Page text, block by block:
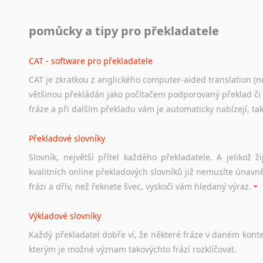
Odkazy poskytující cenné informace nekomerčního
Studium v Austrálii
Soubor odkazů užitečných všem, kteří uvažují o studiu v
a zázemí, australské univerzity a samozřejmě i osobní
Práce v Austrálii
Odkazy poskytující cenné informace nekomerčního
hledat práci na internetu případně osobní zkušenosti
Hledáte-li
práci
stejná obecná pravidla, jako pro český životopis. Tak dost
pomůcky a tipy pro překladatele
CAT - software pro překladatele
CAT je zkratkou z anglického computer-aided translation
většinou překládán jako počítačem podporovaný překlad
fráze a při dalším překladu vám je automaticky nabízejí,
Překladové slovníky
Slovník, největší přítel každého překladatele. A jelikož
kvalitních online překladových slovníků již nemusíte
frázi a dřív, než řeknete švec, vyskočí vám hledaný výraz.
Výkladové slovníky
Každý překladatel dobře ví, že některé fráze v daném
kterým je možné význam takovýchto frází rozklíčovat.